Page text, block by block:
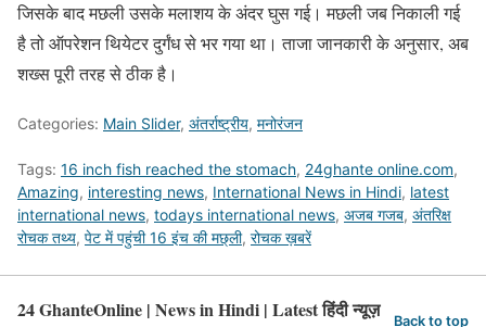
जिसके बाद मछली उसके मलाशय के अंदर घुस गई। मछली जब निकाली गई
है तो ऑपरेशन थियेटर दुर्गंध से भर गया था। ताजा जानकारी के अनुसार, अब
शख्स पूरी तरह से ठीक है।
Categories: Main Slider, अंतर्राष्ट्रीय, मनोरंजन
Tags: 16 inch fish reached the stomach, 24ghante online.com,
Amazing, interesting news, International News in Hindi, latest
international news, todays international news, अजब गजब, अंतरिक्ष
रोचक तथ्य, पेट में पहुंची 16 इंच की मछ्ली, रोचक ख़बरें
24 GhanteOnline | News in Hindi | Latest हिंदी न्यूज़ Back to top